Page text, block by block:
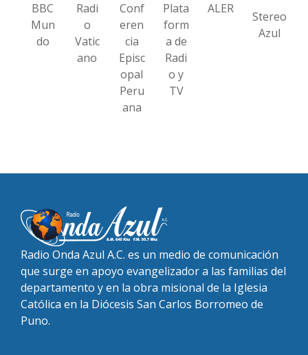
BBC
Mun
do
Radi
o
Vatic
ano
Conf
eren
cia
Episc
opal
Peru
ana
Plata
form
a de
Radi
o y
TV
ALER
Stereo
Azul
Radio Onda Azul A.C. es un medio de comunicación
que surge en apoyo evangelizador a las familias del
departamento y en la obra misional de la Iglesia
Católica en la Diócesis San Carlos Borromeo de
Puno.